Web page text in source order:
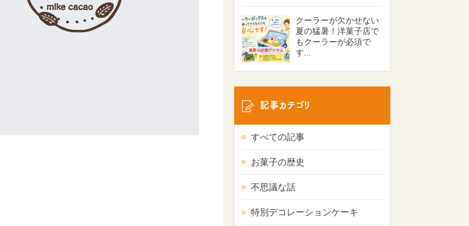
クーラーが欠かせない
夏の猛暑！洋菓子店で
もクーラーが必須で
す...
記事カテゴリ
すべての記事
お菓子の歴史
不思議な話
特別デコレーションケーキ